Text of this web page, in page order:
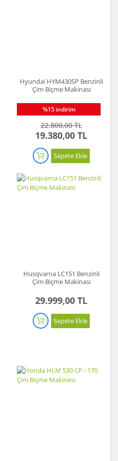
Hyundai HYM430SP Benzinli
Çim Biçme Makinası
%15 indirim
22.800,00 TL
19.380,00 TL
Sepete Ekle
Husqvarna LC151 Benzinli
Çim Biçme Makinası
29.999,00 TL
Sepete Ekle